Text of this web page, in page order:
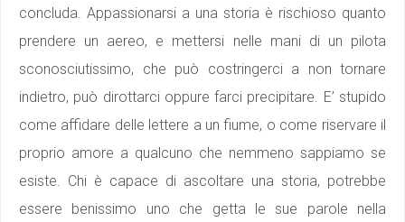
concluda. Appassionarsi a una storia è rischioso quanto
prendere un aereo, e mettersi nelle mani di un pilota
sconosciutissimo, che può costringerci a non tornare
indietro, può dirottarci oppure farci precipitare. E’ stupido
come affidare delle lettere a un fiume, o come riservare il
proprio amore a qualcuno che nemmeno sappiamo se
esiste. Chi è capace di ascoltare una storia, potrebbe
essere benissimo uno che getta le sue parole nella